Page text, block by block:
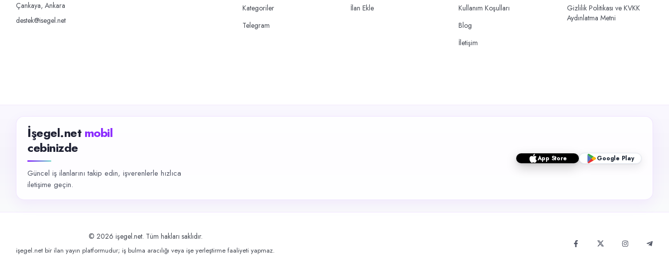
Çankaya, Ankara
destek@isegel.net
Kategoriler
Telegram
İlan Ekle
Kullanım Koşulları
Blog
İletişim
Gizlilik Politikası ve KVKK
Aydınlatma Metni
İşegel.net mobil
cebinizde
Güncel iş ilanlarını takip edin, işverenlerle hızlıca
iletişime geçin.
App Store Google Play
© 2026 işegel.net. Tüm hakları saklıdır.
işegel.net bir ilan yayın platformudur; iş bulma aracılığı veya işe yerleştirme faaliyeti yapmaz.